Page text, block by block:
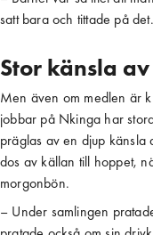
satt bara och tittade på
Stor känsla
Men även om medlen är
jobbar på Nkinga har
präglas av en djup
dos av källan till hoppet,
morgonbön.
– Under samlingen